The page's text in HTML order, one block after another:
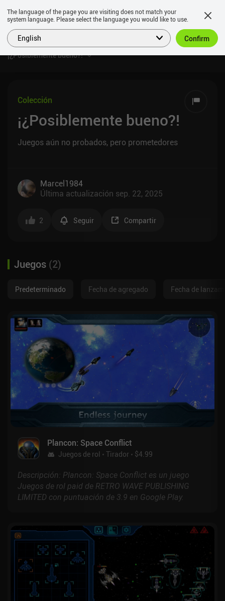
¡¿Posiblemente bueno?!
Colección
¡¿Posiblemente bueno?!
Juegos aún no probados, pero prometedores
Marcel1984
Última actualización sep. 22, 2025
2 Seguir Compartir
Juegos (2)
Predeterminado Fecha de agregado Fecha de
Plancon: Space Conflict
Juegos de rol Tirador $4.99
Descripción: Plancon: Space Conflict es un juego
Juegos de rol paid de RETRO WAVE PUBLISHING
LIMITED con puntuación de 3.9 en Google Play.
The language of the page you are visiting does not match your
system language. Please select the language you would like to use.
English Confirm